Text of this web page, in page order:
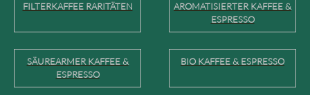
FILTERKAFFEE RARITÄTEN
AROMATISIERTER KAFFEE &
ESPRESSO
SÄUREARMER KAFFEE &
ESPRESSO
BIO KAFFEE & ESPRESSO